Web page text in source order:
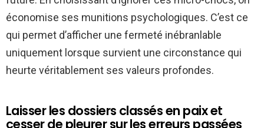
économise ses munitions psychologiques. C’est ce
qui permet d’afficher une fermeté inébranlable
uniquement lorsque survient une circonstance qui
heurte véritablement ses valeurs profondes.
Laisser les dossiers classés en paix et
cesser de pleurer sur les erreurs passées